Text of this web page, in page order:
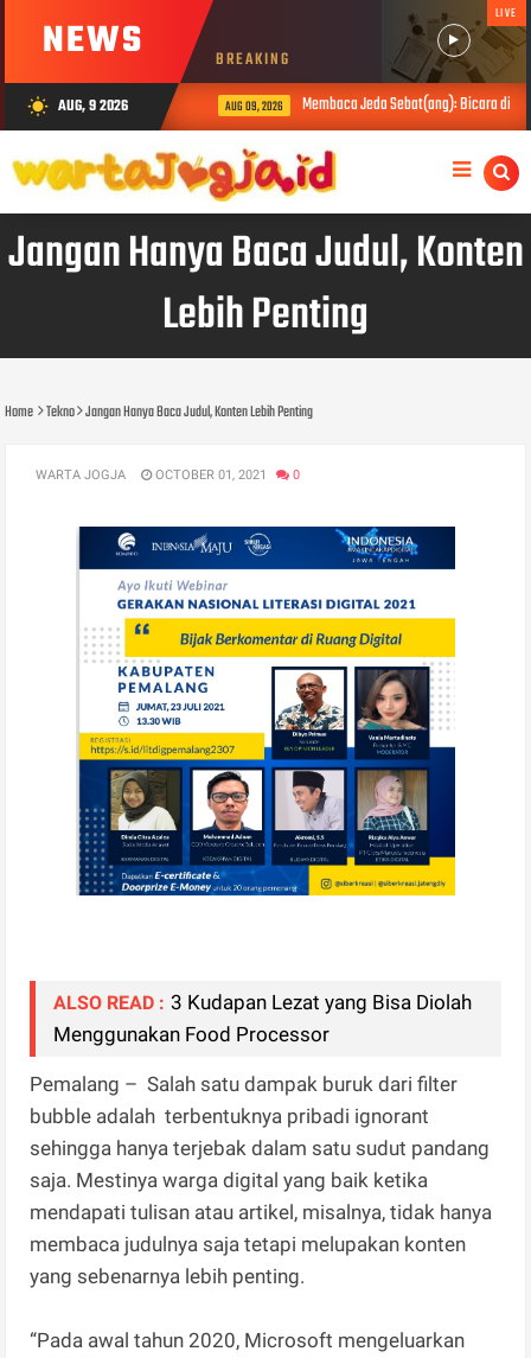
NEWS BREAKING
LIVE
wb_sunny AUG, 9 2026 AUG 09, 2026 Membaca Jeda Sebat(ang): Bicara di
Jangan Hanya Baca Judul, Konten
Lebih Penting
Home Tekno Jangan Hanya Baca Judul, Konten Lebih Penting
WARTA JOGJA OCTOBER 01, 2021 0
ALSO READ : 3 Kudapan Lezat yang Bisa Diolah
Menggunakan Food Processor
Pemalang – Salah satu dampak buruk dari filter
bubble adalah terbentuknya pribadi ignorant
sehingga hanya terjebak dalam satu sudut pandang
saja. Mestinya warga digital yang baik ketika
mendapati tulisan atau artikel, misalnya, tidak hanya
membaca judulnya saja tetapi melupakan konten
yang sebenarnya lebih penting.
“Pada awal tahun 2020, Microsoft mengeluarkan